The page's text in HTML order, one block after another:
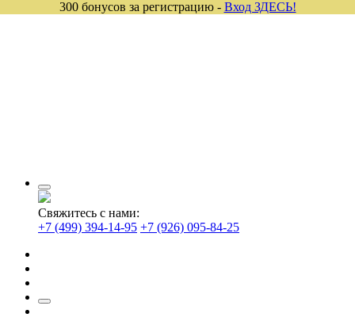
Свяжитесь с нами:
+7 (499) 394-14-95 +7 (926) 095-84-25
300 бонусов за регистрацию - Вход ЗДЕСЬ!